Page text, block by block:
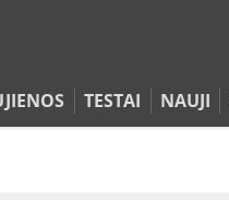
TESTAI NAUJI